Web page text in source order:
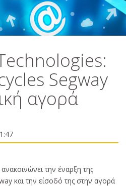
Segway
αγορά
την έναρξη της
και την είσοδό της στην αγορά